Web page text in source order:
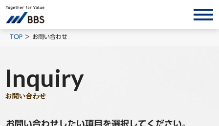
サービス/ソリューション
TOP お問い合わせ
Inquiry
お問い合わせ
お問い合わせしたい項目を選択してください。